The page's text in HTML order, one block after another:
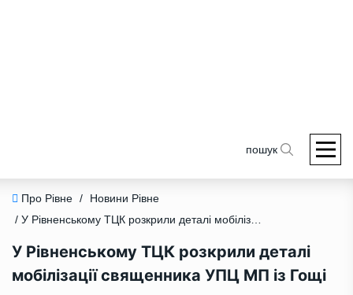
пошук
Про Рівне /
Новини Рівне
/ У Рівненському ТЦК розкрили деталі мобілізації священника УПЦ МП із Гощі
У Рівненському ТЦК розкрили деталі
мобілізації священника УПЦ МП із Гощі